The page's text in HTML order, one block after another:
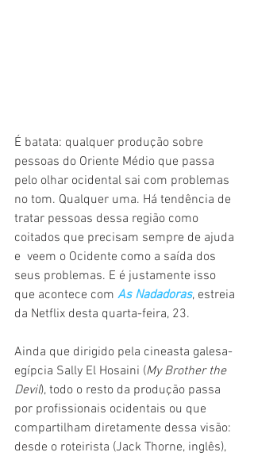
É batata: qualquer produção sobre
pessoas do Oriente Médio que passa
pelo olhar ocidental sai com problemas
no tom. Qualquer uma. Há tendência de
tratar pessoas dessa região como
coitados que precisam sempre de ajuda
e  veem o Ocidente como a saída dos
seus problemas. E é justamente isso
que acontece com As Nadadoras, estreia
da Netflix desta quarta-feira, 23.
Ainda que dirigido pela cineasta galesa-
egípcia Sally El Hosaini (My Brother the
Devil), todo o resto da produção passa
por profissionais ocidentais ou que
compartilham diretamente dessa visão:
desde o roteirista (Jack Thorne, inglês),